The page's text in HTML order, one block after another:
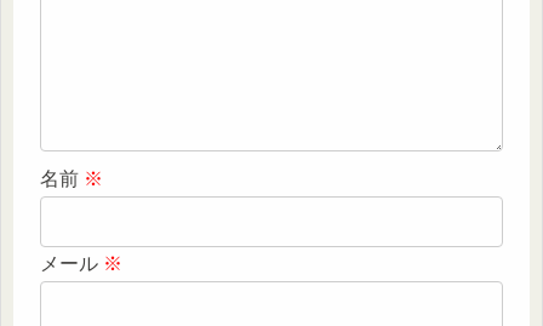
名前 ※
メール ※